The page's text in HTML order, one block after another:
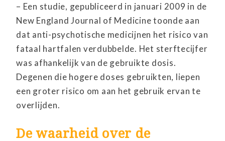
– Een studie, gepubliceerd in januari 2009 in de
New England Journal of Medicine toonde aan
dat anti-psychotische medicijnen het risico van
fataal hartfalen verdubbelde. Het sterftecijfer
was afhankelijk van de gebruikte dosis.
Degenen die hogere doses gebruikten, liepen
een groter risico om aan het gebruik ervan te
overlijden.
De waarheid over de